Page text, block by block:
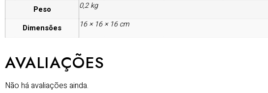
Peso 0,2 kg
Dimensões 16 × 16 × 16 cm
AVALIAÇÕES
Não há avaliações ainda.